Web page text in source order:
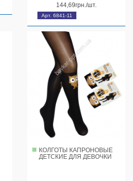
Арт. 6841-11
144,69грн./шт.
КОЛГОТЫ КАПРОНОВЫЕ
ДЕТСКИЕ ДЛЯ ДЕВОЧКИ